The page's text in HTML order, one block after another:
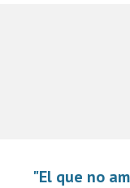
"El que no